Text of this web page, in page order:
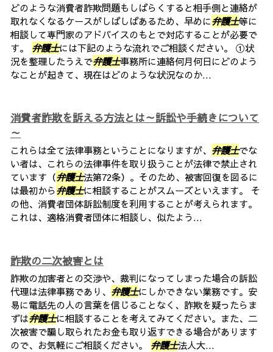
どのような消費者詐欺問題もしばらくすると相手側と連絡が
取れなくなるケースがしばしばあるため、早めに弁護士等に
相談して専門家のアドバイスのもとで対応することが必要で
す。 弁護士には下記のような流れでご相談ください。 ①状
況を整理したうえで弁護士事務所に連絡何月何日にどのよう
なことが起きて、現在はどのような状況なのか...
消費者詐欺を訴える方法とは～訴訟や手続きについて
～
これらは全て法律事務ということになりますが、 弁護士でな
い者は、これらの法律事件を取り扱うことが法律で禁止され
ています（弁護士法第72条）。そのため、被害回復を図るに
は最初から弁護士に相談することがスムーズといえます。 そ
の他、消費者団体訴訟制度を利用することが考えられます。
これは、適格消費者団体に相談し、似たよう...
詐欺の二次被害とは
詐欺の加害者との交渉や、裁判になってしまった場合の訴訟
代理は法律事務であり、 弁護士にしかできない業務です。安
易に電話先の人の言葉を信じることなく、詐欺を疑ったらま
ずは弁護士に相談することを考えてみてください。また、二
次被害で騙し取られたお金も取り返すできる場合があります
ので、お気軽にご相談ください。 弁護士法人大...